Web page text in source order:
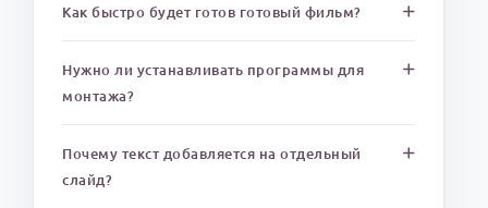
Как быстро будет готов готовый фильм?
Нужно ли устанавливать программы для
монтажа?
Почему текст добавляется на отдельный
слайд?